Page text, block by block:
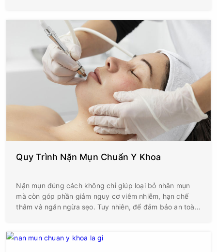
cách. Chính vì vậy, việc chăm sóc da sau nặn mụn
không chỉ giúp vùng da hồi phục nhanh hơn mà còn góp
phần giảm nguy cơ tái phát mụn và hạn chế các biến
chứng về sau.
Quy Trình Nặn Mụn Chuẩn Y Khoa
Nặn mụn đúng cách không chỉ giúp loại bỏ nhân mụn
mà còn góp phần giảm nguy cơ viêm nhiễm, hạn chế
thâm và ngăn ngừa sẹo. Tuy nhiên, để đảm bảo an toàn,
chăm sóc sau điều trị.